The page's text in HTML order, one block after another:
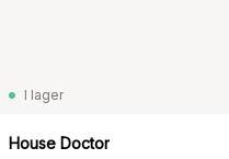
I lager
House Doctor